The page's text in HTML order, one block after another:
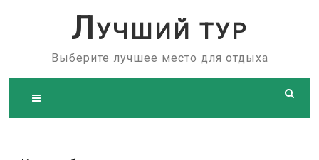
ЛУЧШИЙ ТУР
Выберите лучшее место для отдыха